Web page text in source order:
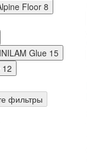
Floor 8
Glue 15
12
фильтры